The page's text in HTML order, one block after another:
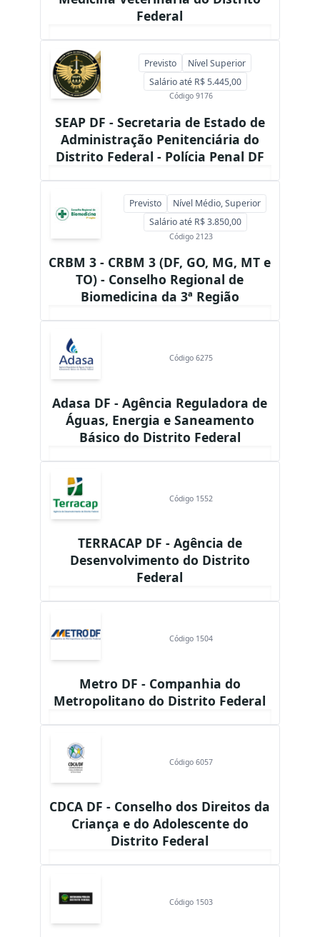
Federal
Previsto
Nível Superior
Salário até R$ 5.445,00
Código 9176
SEAP DF - Secretaria de Estado de
Administração Penitenciária do
Distrito Federal - Polícia Penal DF
Previsto
Nível Médio, Superior
Salário até R$ 3.850,00
Código 2123
CRBM 3 - CRBM 3 (DF, GO, MG, MT e
TO) - Conselho Regional de
Biomedicina da 3ª Região
Código 6275
Adasa DF - Agência Reguladora de
Águas, Energia e Saneamento
Básico do Distrito Federal
Código 1552
TERRACAP DF - Agência de
Desenvolvimento do Distrito
Federal
Código 1504
Metro DF - Companhia do
Metropolitano do Distrito Federal
Código 6057
CDCA DF - Conselho dos Direitos da
Criança e do Adolescente do
Distrito Federal
Código 1503